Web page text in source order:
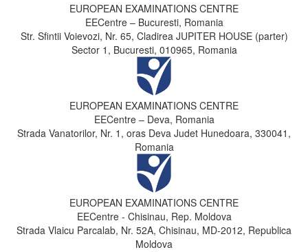
EUROPEAN EXAMINATIONS CENTRE
EECentre – Bucuresti, Romania
Str. Sfintii Voievozi, Nr. 65, Cladirea JUPITER HOUSE (parter)
Sector 1, Bucuresti, 010965, Romania
EUROPEAN EXAMINATIONS CENTRE
EECentre – Deva, Romania
Strada Vanatorilor, Nr. 1, oras Deva Judet Hunedoara, 330041,
Romania
EUROPEAN EXAMINATIONS CENTRE
EECentre - Chisinau, Rep. Moldova
Strada Vlaicu Parcalab, Nr. 52A, Chisinau, MD-2012, Republica
Moldova